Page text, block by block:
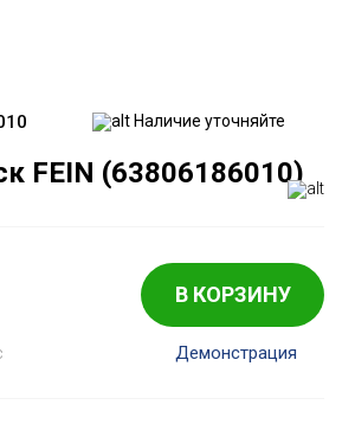
Наличие уточняйте
FEIN (63806186010)
В КОРЗИНУ
Демонстрация